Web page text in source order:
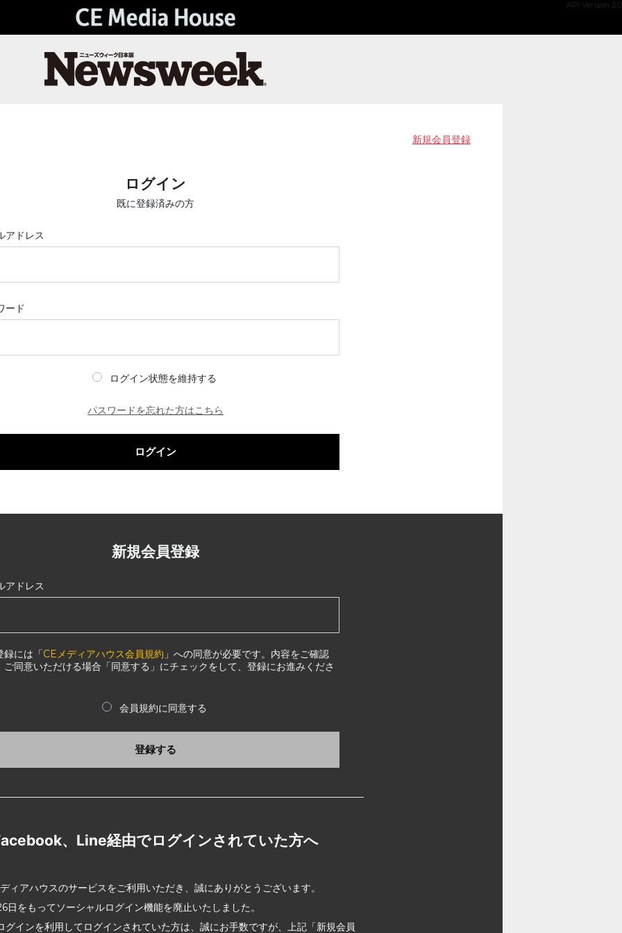
API Version 2.0
新規会員登録
ログイン
既に登録済みの方
アドレス
ード
ログイン状態を維持する
パスワードを忘れた方はこちら
ログイン
新規会員登録
アドレス
録には「CEメディアハウス会員規約 」への同意が必要です。内容をご確認
ご同意いただける場合「同意する」にチェックをして、登録にお進みくださ
会員規約に同意する
登録する
、Line経由でログインされていた方へ
ィアハウスのサービスをご利用いただき、誠にありがとうございます。
日をもってソーシャルログイン機能を廃止いたしました。
グインを利用してログインされていた方は、誠にお手数ですが、上記「新規会員